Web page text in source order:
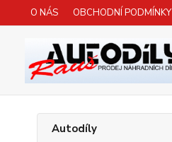
O NÁS OBCHODNÍ PODMÍNKY
Autodíly